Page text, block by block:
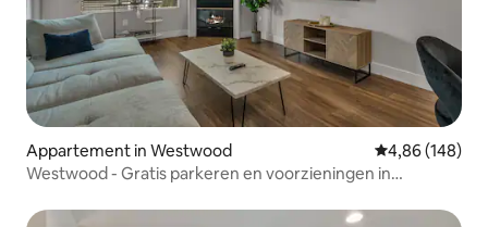
Appartement in Westwood Gemiddelde
4,86 (148)
Westwood - Gratis parkeren en voorzieningen in